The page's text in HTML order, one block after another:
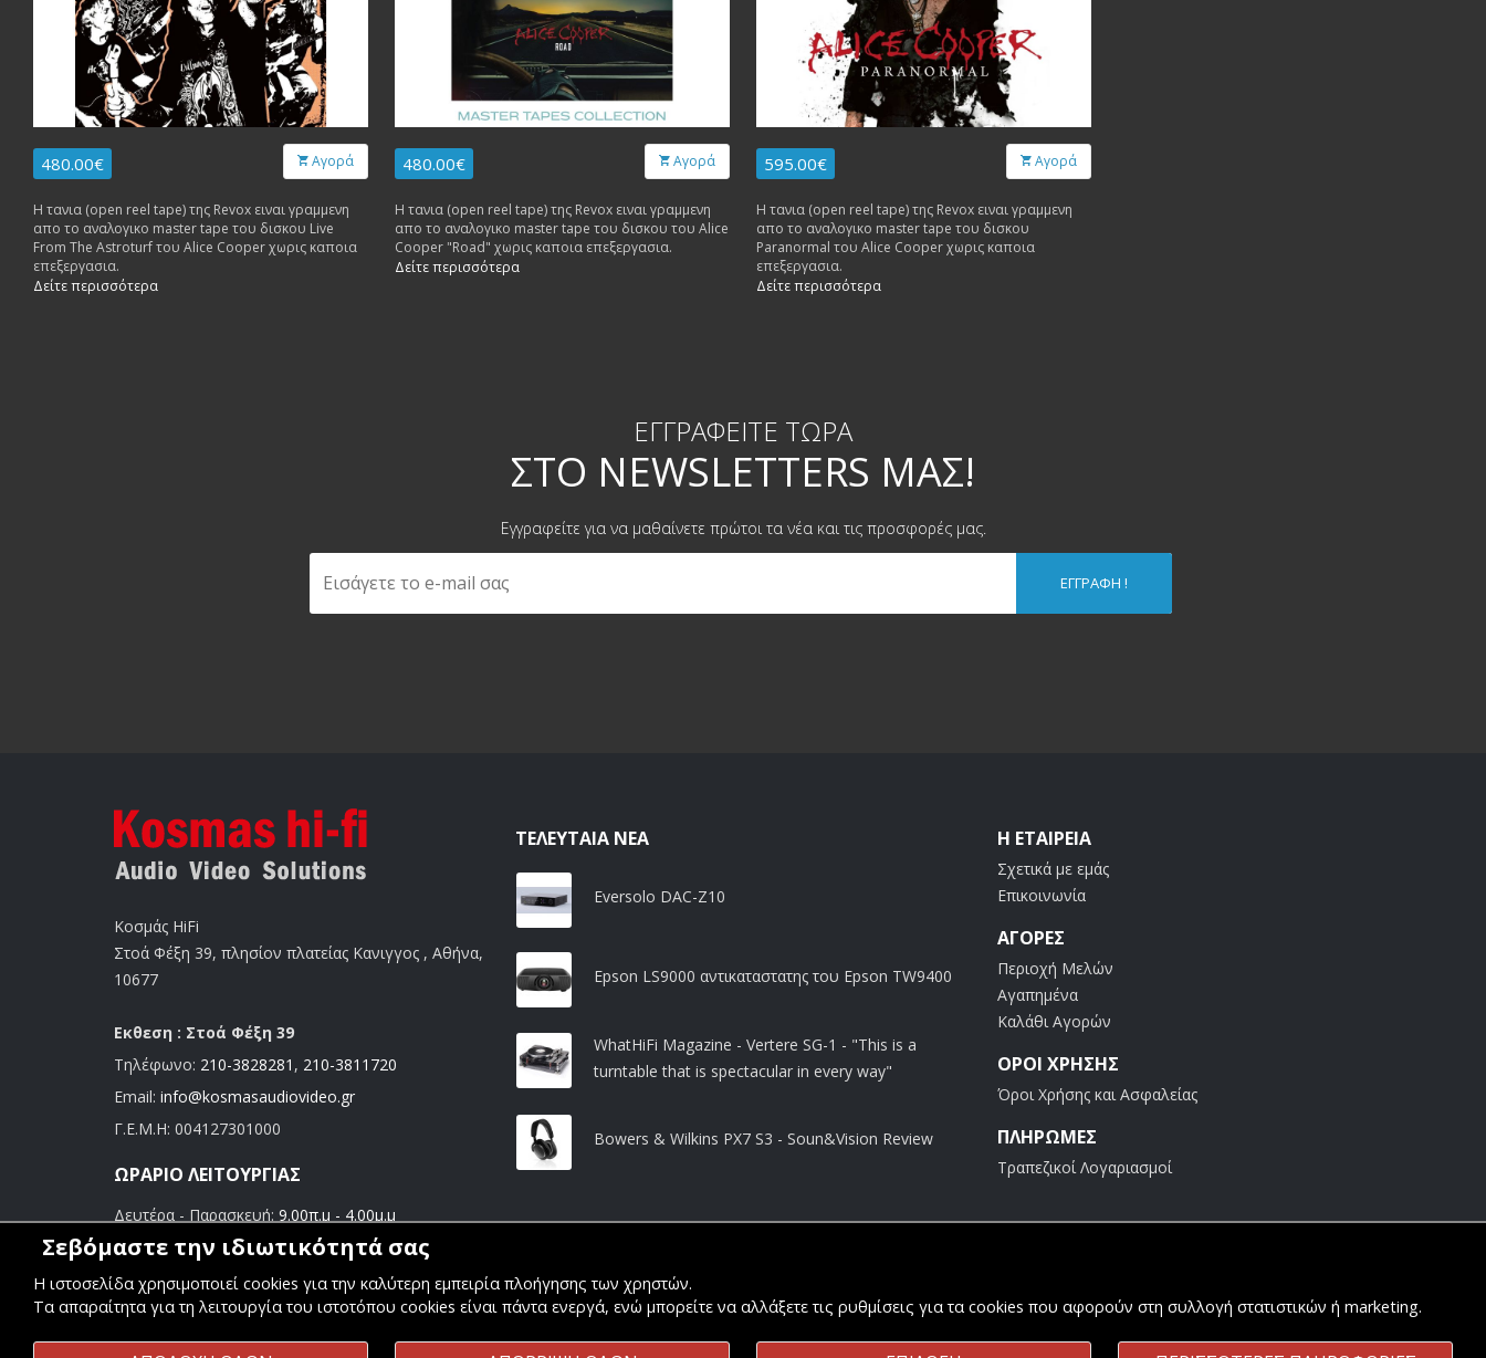
480.00€ Αγορά
Η τανια (open reel tape) της Revox ειναι γραμμενη
απο το αναλογικο master tape του δισκου Live
From The Astroturf του Alice Cooper χωρις καποια
επεξεργασια.
Δείτε περισσότερα
480.00€ Αγορά
Η τανια (open reel tape) της Revox ειναι γραμμενη
απο το αναλογικο master tape του δισκου του Alice
Cooper "Road" χωρις καποια επεξεργασια.
Δείτε περισσότερα
595.00€ Αγορά
Η τανια (open reel tape) της Revox ειναι γραμμενη
απο το αναλογικο master tape του δισκου
Paranormal του Alice Cooper χωρις καποια
επεξεργασια.
Δείτε περισσότερα
ΕΓΓΡΑΦΕΊΤΕ ΤΏΡΑ
ΣΤΟ NEWSLETTERS ΜΑΣ!
Εγγραφείτε για να μαθαίνετε πρώτοι τα νέα και τις προσφορές μας.
ΕΓΓΡΑΦΉ !
Κοσμάς HiFi
Στοά Φέξη 39, πλησίον πλατείας Κανιγγος , Αθήνα,
10677
Εκθεση : Στοά Φέξη 39
Τηλέφωνο: 210-3828281 , 210-3811720
Email: info@kosmasaudiovideo.gr
Γ.Ε.Μ.Η: 004127301000
ΩΡΆΡΙΟ ΛΕΙΤΟΥΡΓΊΑΣ
Δευτέρα - Παρασκευή: 9.00π.μ - 4.00μ.μ
Σάββατο:9.00π.μ - 3.00μ.μ
ΤΕΛΕΥΤΑΊΑ ΝΈΑ
Eversolo DAC-Z10
Epson LS9000 αντικαταστατης του Epson TW9400
WhatHiFi Magazine - Vertere SG-1 - "This is a
turntable that is spectacular in every way"
Bowers & Wilkins PX7 S3 - Soun&Vision Review
Η ΕΤΑΙΡΕΊΑ
Σχετικά με εμάς
Επικοινωνία
ΑΓΟΡΈΣ
Περιοχή Μελών
Αγαπημένα
Καλάθι Αγορών
ΟΡΟΙ ΧΡΗΣΗΣ
Όροι Χρήσης και Ασφαλείας
ΠΛΗΡΩΜΕΣ
Τραπεζικοί Λογαριασμοί
Σεβόμαστε την ιδιωτικότητά σας
Η ιστοσελίδα χρησιμοποιεί cookies για την καλύτερη εμπειρία πλοήγησης των χρηστών.
Τα απαραίτητα για τη λειτουργία του ιστοτόπου cookies είναι πάντα ενεργά, ενώ μπορείτε να αλλάξετε τις ρυθμίσεις για τα cookies που αφορούν στη συλλογή στατιστικών ή marketing.